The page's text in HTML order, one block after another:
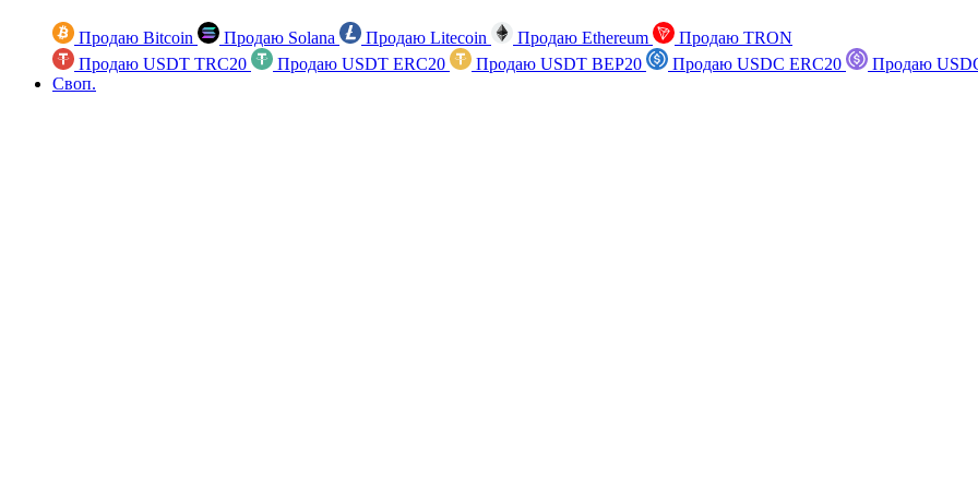
Продаю Bitcoin Продаю Solana Продаю Litecoin Продаю Ethereum
Продаю TRON
Продаю USDT TRC20
Продаю USDT ERC20 Продаю USDT BEP20 Продаю USDC ERC20
Продаю
Своп.